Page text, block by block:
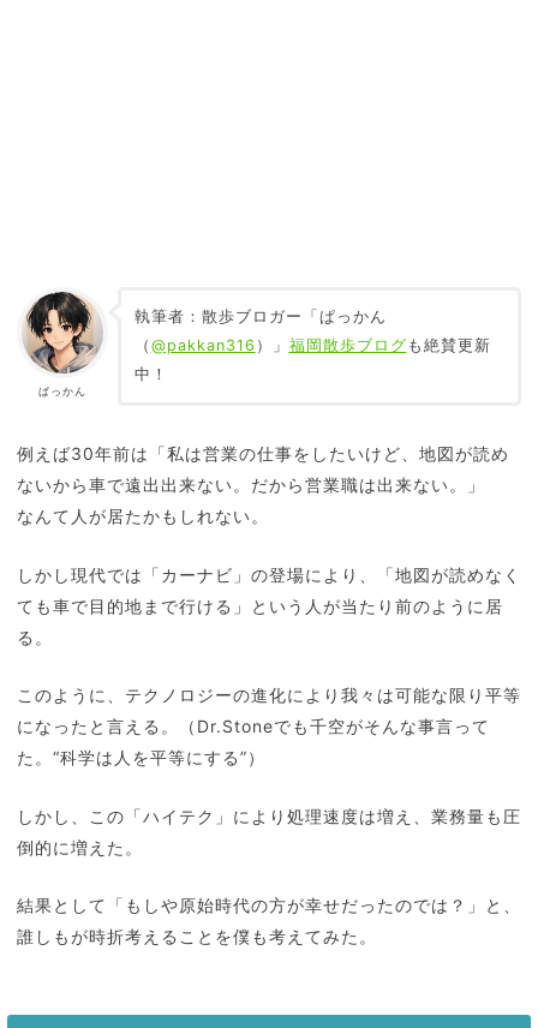
ぱっかん
執筆者：散歩ブロガー「ぱっかん
（ @pakkan316 ）」 福岡散歩ブログ も絶賛更新
中！
例えば30年前は「私は営業の仕事をしたいけど、地図が読め
ないから車で遠出出来ない。だから営業職は出来ない。」
なんて人が居たかもしれない。
しかし現代では「カーナビ」の登場により、「地図が読めなく
ても車で目的地まで行ける」という人が当たり前のように居
る。
このように、テクノロジーの進化により我々は可能な限り平等
になったと言える。（Dr.Stoneでも千空がそんな事言って
た。“科学は人を平等にする”）
しかし、この「ハイテク」により処理速度は増え、業務量も圧
倒的に増えた。
結果として「もしや原始時代の方が幸せだったのでは？」と、
誰しもが時折考えることを僕も考えてみた。